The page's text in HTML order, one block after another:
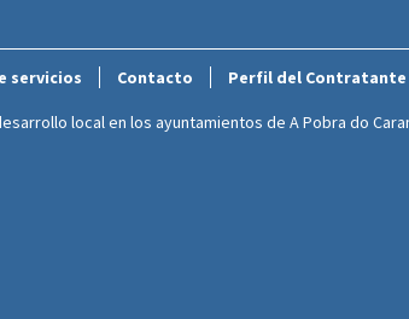
servicios Contacto Perfil del Contratante
local en los ayuntamientos de A Pobra do